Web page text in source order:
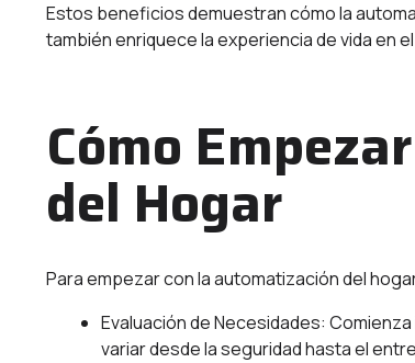
Estos beneficios demuestran cómo la
también enriquece la experiencia de vida en
Cómo
del Hogar
Para empezar con la automatización del
Evaluación de Necesidades:
variar desde la seguridad hasta el